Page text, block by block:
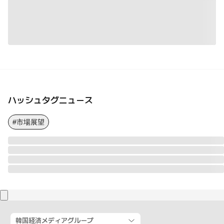
ハッシュタグニュース
#市場展望
韓国経済メディアグループ